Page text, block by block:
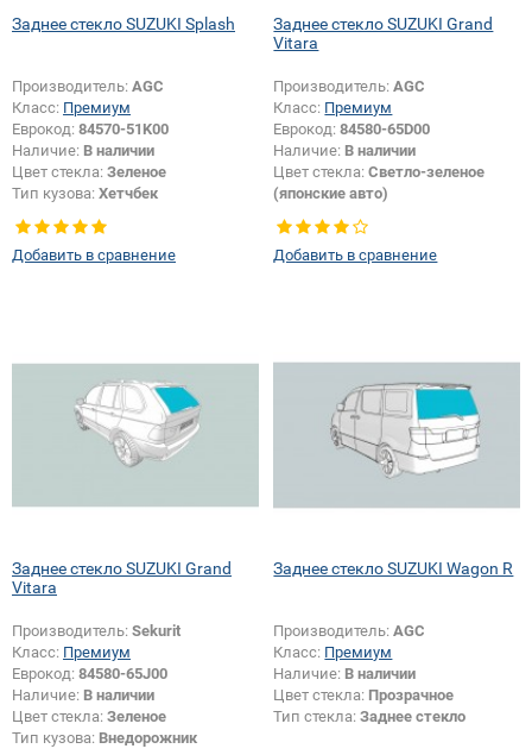
Заднее стекло SUZUKI Splash
Производитель: AGC
Класс: Премиум
Еврокод: 84570-51K00
Наличие: В наличии
Цвет стекла: Зеленое
Тип кузова: Хетчбек
Тип стекла: Заднее стекло
Добавить в сравнение
Заднее стекло SUZUKI Grand
Vitara
Производитель:AGC
Класс: Премиум
Еврокод:84580-65D00
Наличие: В наличии
Цвет стекла:Светло-зеленое
(японские авто)
Тип кузова:Внедорожник
Тип стекла:Заднее стекло
Добавить в сравнение
Заднее стекло SUZUKI Grand
Vitara
Производитель: Sekurit
Класс: Премиум
Еврокод: 84580-65J00
Наличие: В наличии
Цвет стекла: Зеленое
Тип кузова: Внедорожник
Заднее стекло SUZUKI Wagon R
Производитель:AGC
Класс: Премиум
Наличие: В наличии
Цвет стекла: Прозрачное
Тип стекла:Заднее стекло